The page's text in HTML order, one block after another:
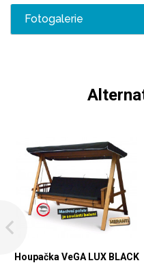
Fotogalerie
Houpačka VeGA LUX BLACK